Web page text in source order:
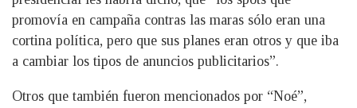
promovía en campaña contras las maras sólo eran una
cortina política, pero que sus planes eran otros y que iba
a cambiar los tipos de anuncios publicitarios”.
Otros que también fueron mencionados por “Noé”,